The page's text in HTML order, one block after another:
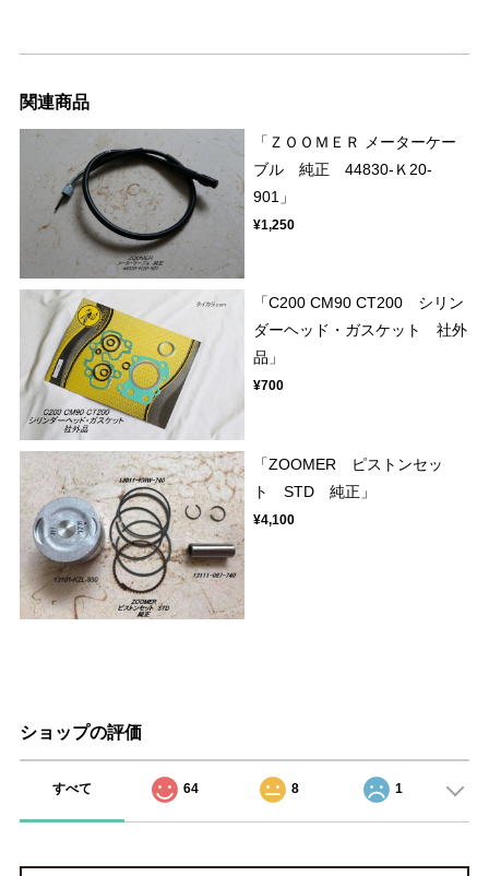
関連商品
「ＺＯＯＭＥＲ メーターケー
ブル 純正 44830-Ｋ20-
901」
¥1,250
「C200 CM90 CT200 シリン
ダーヘッド・ガスケット 社外
品」
¥700
「ZOOMER ピストンセッ
ト STD 純正」
¥4,100
ショップの評価
すべて 64 8 1